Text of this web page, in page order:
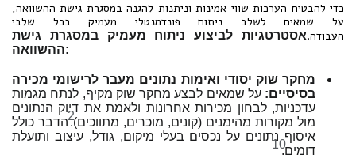
כדי להבטיח הערכות שווי אמינות וניתנות להגנה במסגרת גישת ההשוואה,
על שמאים לשלב ניתוח פונדמנטלי מעמיק בכל שלבי
העבודה.אסטרטגיות לביצוע ניתוח מעמיק במסגרת גישת
ההשוואה:
מחקר שוק יסודי ואימות נתונים מעבר לרישומי מכירה
בסיסיים: על שמאים לבצע מחקר שוק מקיף, לנתח מגמות
עדכניות, לבחון מכירות אחרונות ולאמת את דיוק הנתונים
מול מקורות מהימנים (קונים, מוכרים, מתווכים).2הדבר כולל
איסוף נתונים על נכסים בעלי מיקום, גודל, עיצוב ותועלת
דומים.10